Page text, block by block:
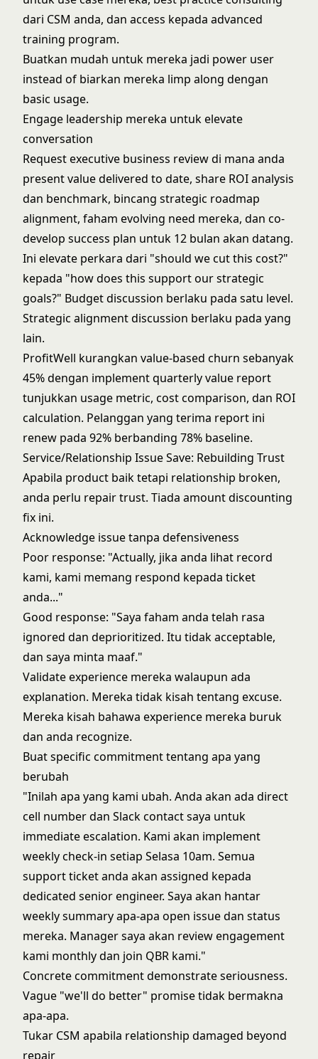
dari CSM anda, dan access kepada advanced
training program.
Buatkan mudah untuk mereka jadi power user
instead of biarkan mereka limp along dengan
basic usage.
Engage leadership mereka untuk elevate
conversation
Request executive business review di mana anda
present value delivered to date, share ROI analysis
dan benchmark, bincang strategic roadmap
alignment, faham evolving need mereka, dan co-
develop success plan untuk 12 bulan akan datang.
Ini elevate perkara dari "should we cut this cost?"
kepada "how does this support our strategic
goals?" Budget discussion berlaku pada satu level.
Strategic alignment discussion berlaku pada yang
lain.
ProfitWell kurangkan value-based churn sebanyak
45% dengan implement quarterly value report
tunjukkan usage metric, cost comparison, dan ROI
calculation. Pelanggan yang terima report ini
renew pada 92% berbanding 78% baseline.
Service/Relationship Issue Save: Rebuilding Trust
Apabila product baik tetapi relationship broken,
anda perlu repair trust. Tiada amount discounting
fix ini.
Acknowledge issue tanpa defensiveness
Poor response: "Actually, jika anda lihat record
kami, kami memang respond kepada ticket
anda..."
Good response: "Saya faham anda telah rasa
ignored dan deprioritized. Itu tidak acceptable,
dan saya minta maaf."
Validate experience mereka walaupun ada
explanation. Mereka tidak kisah tentang excuse.
Mereka kisah bahawa experience mereka buruk
dan anda recognize.
Buat specific commitment tentang apa yang
berubah
"Inilah apa yang kami ubah. Anda akan ada direct
cell number dan Slack contact saya untuk
immediate escalation. Kami akan implement
weekly check-in setiap Selasa 10am. Semua
support ticket anda akan assigned kepada
dedicated senior engineer. Saya akan hantar
weekly summary apa-apa open issue dan status
mereka. Manager saya akan review engagement
kami monthly dan join QBR kami."
Concrete commitment demonstrate seriousness.
Vague "we'll do better" promise tidak bermakna
apa-apa.
Tukar CSM apabila relationship damaged beyond
repair